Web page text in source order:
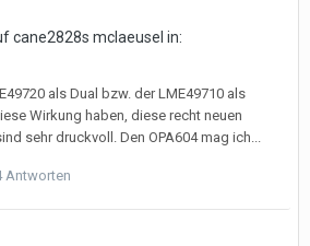
cane2828s mclaeusel in:
als Dual bzw. der LME49710 als
Wirkung haben, diese recht neuen
sehr druckvoll. Den OPA604 mag ich...
Antworten